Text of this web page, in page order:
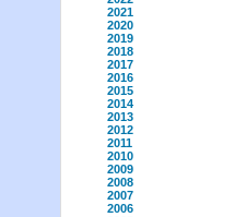
2021
2020
2019
2018
2017
2016
2015
2014
2013
2012
2011
2010
2009
2008
2007
2006